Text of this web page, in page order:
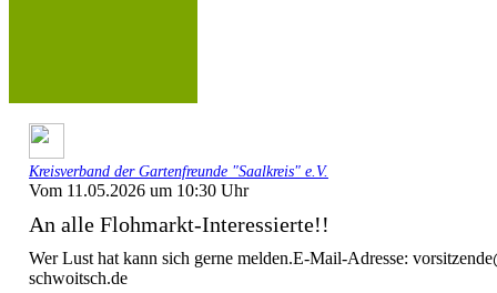
Kreisverband der Gartenfreunde "Saalkreis" e.V.
Vom 11.05.2026 um 10:30 Uhr
An alle Flohmarkt-Interessierte!!
Wer Lust hat kann sich gerne melden.E-Mail-Adresse:
schwoitsch.de